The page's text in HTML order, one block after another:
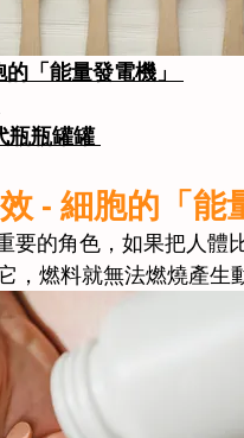
的「能量發電機」
瓶瓶罐罐
- 細胞的「能
要的角色，如果把人體
，燃料就無法燃燒產生